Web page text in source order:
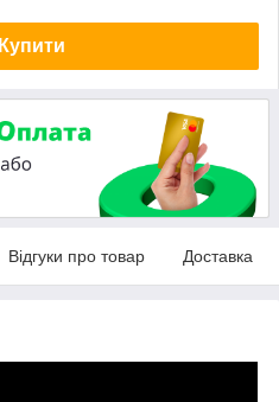
Купити
Відгуки про товар Доставка